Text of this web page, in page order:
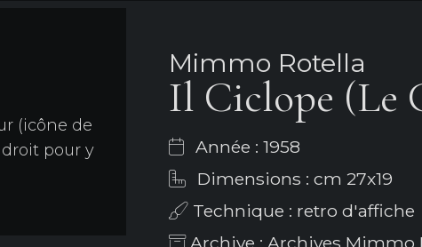
(icône de
pour y
Mimmo Rotella
Il Ciclope (Le
Année : 1958
Dimensions : cm 27x19
Technique : retro d'affiche
Archive : Archives Mimmo